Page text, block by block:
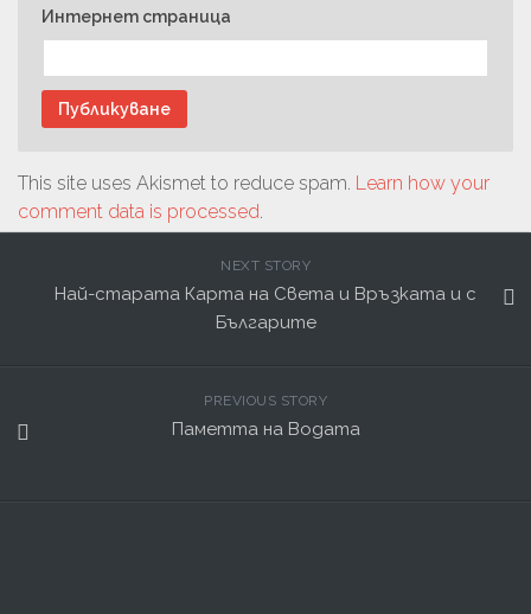
Интернет страница
This site uses Akismet to reduce spam. Learn how your
comment data is processed
NEXT STORY
Най-старата Карта на Света и Връзката и с
Българите
PREVIOUS STORY
Паметта на Водата